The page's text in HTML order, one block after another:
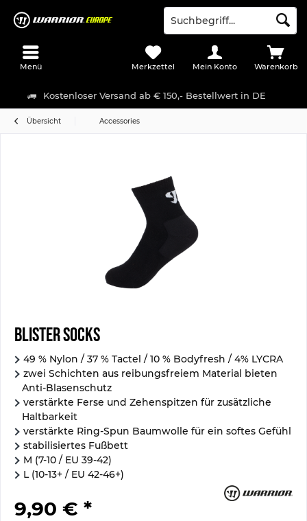
Kostenloser Versand ab € 150,- Bestellwert in DE
Menü Warenkorb
Merkzettel Mein Konto
Übersicht Accessories
Blister Socks
49 % Nylon / 37 % Tactel / 10 % Bodyfresh / 4% LYCRA
zwei Schichten aus reibungsfreiem Material bieten
Anti-Blasenschutz
verstärkte Ferse und Zehenspitzen für zusätzliche
Haltbarkeit
verstärkte Ring-Spun Baumwolle für ein softes Gefühl
stabilisiertes Fußbett
M (7-10 / EU 39-42)
L (10-13+ / EU 42-46+)
9,90 € *